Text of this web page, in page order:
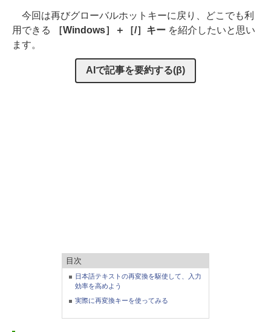
今回は再びグローバルホットキーに戻り、どこでも利
用できる
［Windows］＋［/］キー を紹介したいと思い
ます。
AIで記事を要約する(β)
目次
日本語テキストの再変換を駆使して、入力
効率を高めよう
実際に再変換キーを使ってみる